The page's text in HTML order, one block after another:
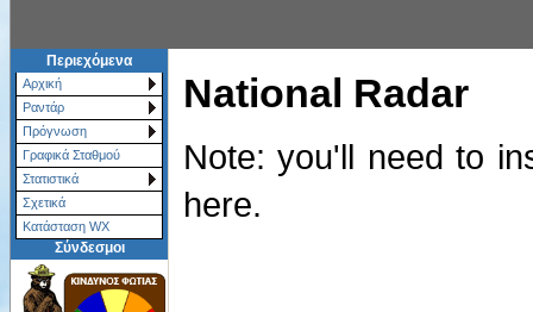
Περιεχόμενα
Αρχική
Ραντάρ
Πρόγνωση
Γραφικά Σταθμού
Στατιστικά
Σχετικά
Κατάσταση WX
Σύνδεσμοι
National Radar
Note: you'll need to
here.